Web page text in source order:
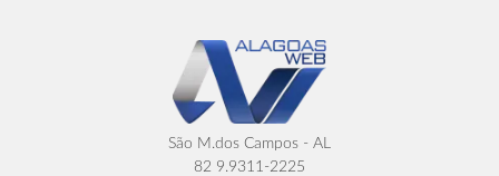
São M.dos Campos - AL
82 9.9311-2225